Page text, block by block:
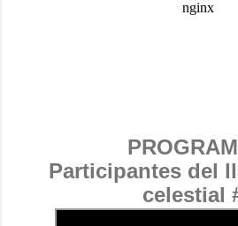
Participantes del
celestial